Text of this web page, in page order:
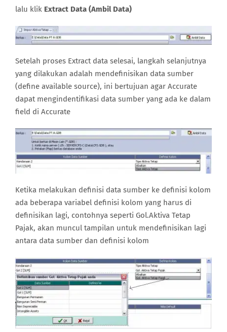
lalu klik Extract Data (Ambil Data)
Setelah proses Extract data selesai, langkah selanjutnya
yang dilakukan adalah mendefinisikan data sumber
(define available source), ini bertujuan agar Accurate
dapat mengindentifikasi data sumber yang ada ke dalam
field di Accurate
Ketika melakukan definisi data sumber ke definisi kolom
ada beberapa variabel definisi kolom yang harus di
definisikan lagi, contohnya seperti Gol.Aktiva Tetap
Pajak, akan muncul tampilan untuk mendefinisikan lagi
antara data sumber dan definisi kolom